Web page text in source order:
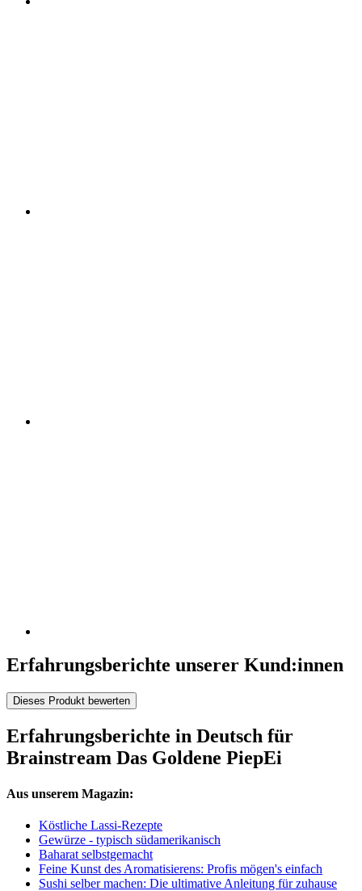
Erfahrungsberichte unserer Kund:innen
Dieses Produkt bewerten
Erfahrungsberichte in Deutsch für
Brainstream Das Goldene PiepEi
Aus unserem Magazin:
Köstliche Lassi-Rezepte
Gewürze - typisch südamerikanisch
Baharat selbstgemacht
Feine Kunst des Aromatisierens: Profis mögen's einfach
Sushi selber machen: Die ultimative Anleitung für zuhause